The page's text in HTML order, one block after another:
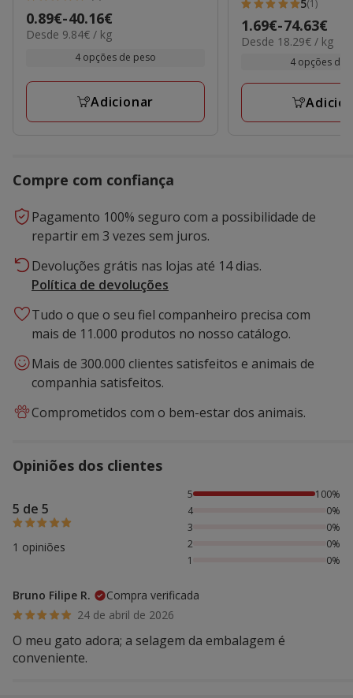
5
estrelas
com
avaliações
Preço
de
0.89€-40.16€
9.84€
Desde 9.84€ / kg
4 opções de peso
Adicionar
5
estrelas
com
avaliações
5(1)
Preço
de
a
1.69€-74.63€
18.29€
Desde 18.29€ / kg
4 opções de
Compre com confiança
Pagamento 100% seguro com a possibilidade de
repartir em 3 vezes sem juros.
Devoluções grátis nas lojas até 14 dias.
Política de devoluções
Tudo o que o seu fiel companheiro precisa com
mais de 11.000 produtos no nosso catálogo.
Mais de 300.000 clientes satisfeitos e animais de
companhia satisfeitos.
Comprometidos com o bem-estar dos animais.
Opiniões dos clientes
5 de 5
1 opiniões
100% das pessoas avaliaram com 5 estrelas,
5
100%
4
0%
3
0%
2
0%
1
0%
Bruno Filipe R.
Compra verificada
24 de abril de 2026
O meu gato adora; a selagem da embalagem é
conveniente.